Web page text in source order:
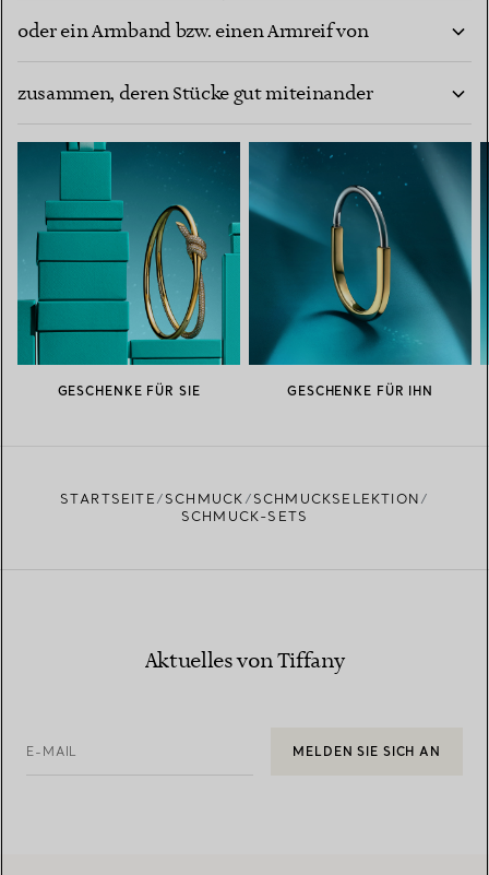
oder ein Armband bzw. einen Armreif von
zusammen, deren Stücke gut miteinander
harmonieren?
GESCHENKE FÜR SIE GESCHENKE FÜR IHN
STARTSEITE SCHMUCK
SCHMUCKSELEKTION
SCHMUCK-SETS
Aktuelles von Tiffany
E-MAIL MELDEN SIE SICH AN